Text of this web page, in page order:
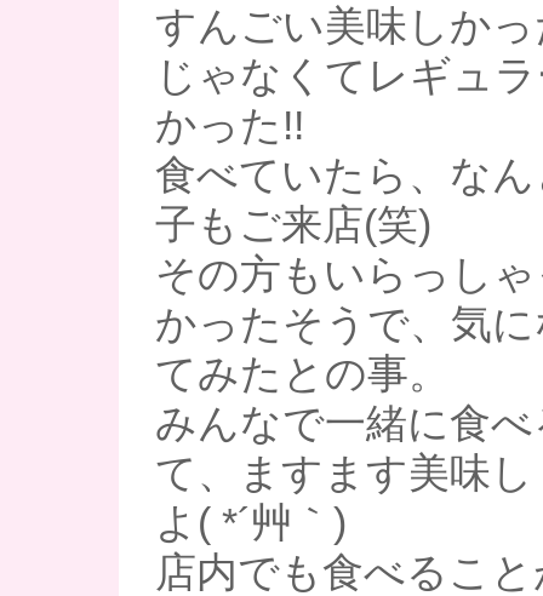
すんごい美味しか
じゃなくてレギュ
かった!!
食べていたら、な
子もご来店(笑)
その方もいらっし
かったそうで、気
てみたとの事。
みんなで一緒に食
て、ますます美味
よ( *´艸｀)
店内でも食べるこ